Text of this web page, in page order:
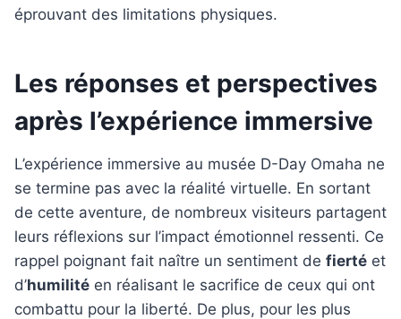
éprouvant des limitations physiques.
Les réponses et perspectives
après l’expérience immersive
L’expérience immersive au musée D-Day Omaha ne
se termine pas avec la réalité virtuelle. En sortant
de cette aventure, de nombreux visiteurs partagent
leurs réflexions sur l’impact émotionnel ressenti. Ce
rappel poignant fait naître un sentiment de fierté et
d’humilité en réalisant le sacrifice de ceux qui ont
combattu pour la liberté. De plus, pour les plus